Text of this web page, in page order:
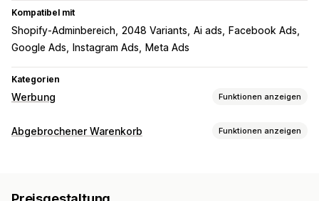
Kompatibel mit
Shopify-Adminbereich 2048 Variants Ai ads
Facebook Ads
Google Ads
Instagram Ads Meta Ads
Kategorien
Werbung Funktionen anzeigen
Targeting
Abgebrochener Warenkorb Funktionen anzeigen